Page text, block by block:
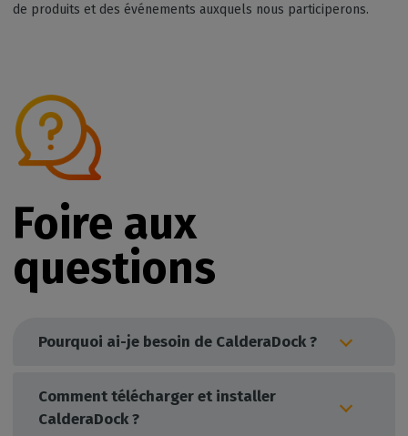
de produits et des événements auxquels nous participerons.
Foire aux
questions
Pourquoi ai-je besoin de CalderaDock ?
Comment télécharger et installer
CalderaDock ?